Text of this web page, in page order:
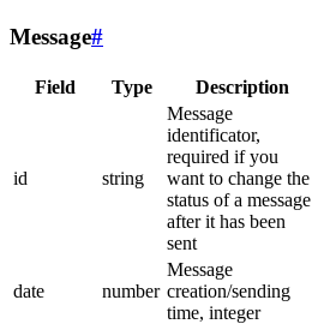
Message#
Field Type Description
id string
Message
identificator,
required if you
want to change the
status of a message
after it has been
sent
date number
Message
creation/sending
time, integer